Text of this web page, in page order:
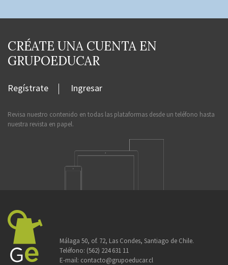
CRÉATE UNA CUENTA EN
GRUPOEDUCAR
Regístrate Ingresar
Revisa nuestro contenido en todas las plataformas desde un teléfono hasta
nuestra revista en papel.
Málaga 50, of. 72, Las Condes, Santiago de Chile.
Teléfono: (562) 224 631 11
E-mail: contacto@grupoeducar.cl